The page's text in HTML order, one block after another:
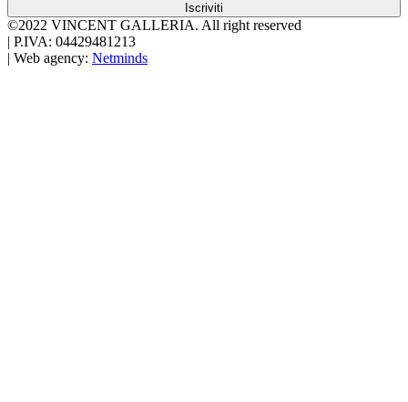
Iscriviti
©2022 VINCENT GALLERIA. All right reserved
P.IVA: 04429481213
Web agency: Netminds